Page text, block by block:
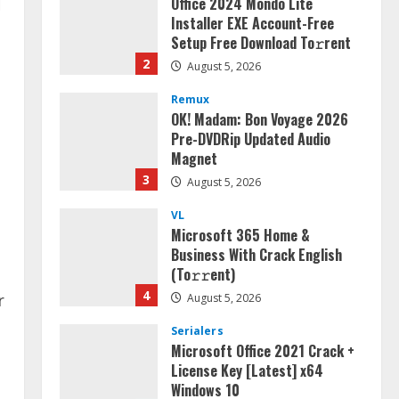
2
Installer EXE Account-Free
Setup Frее Download To𝚛rent
August 5, 2026
3
Remux
OK! Madam: Bon Voyage 2026
Pre-DVDRip Updated Audio
Magnet
August 5, 2026
4
VL
Microsoft 365 Home &
Business With Crack English
(To𝚛𝚛еnt)
August 5, 2026
Serialers
Microsoft Office 2021 Crack +
License Key [Latest] x64
Windows 10